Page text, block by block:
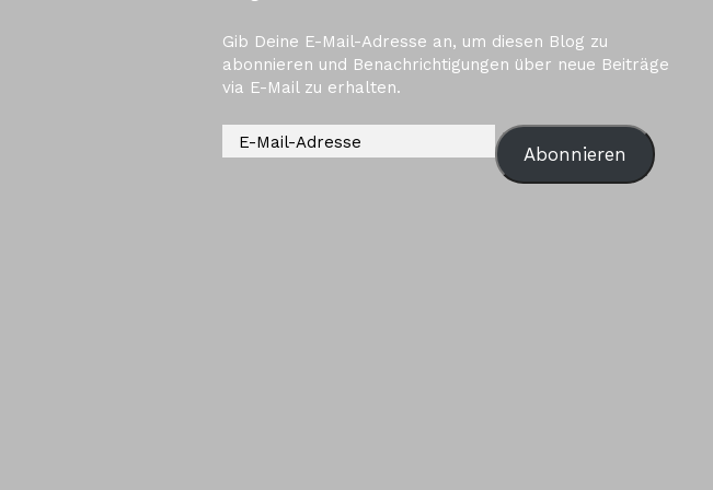
Gib Deine E-Mail-Adresse an, um diesen Blog zu
abonnieren und Benachrichtigungen über neue Beiträge
via E-Mail zu erhalten.
Abonnieren